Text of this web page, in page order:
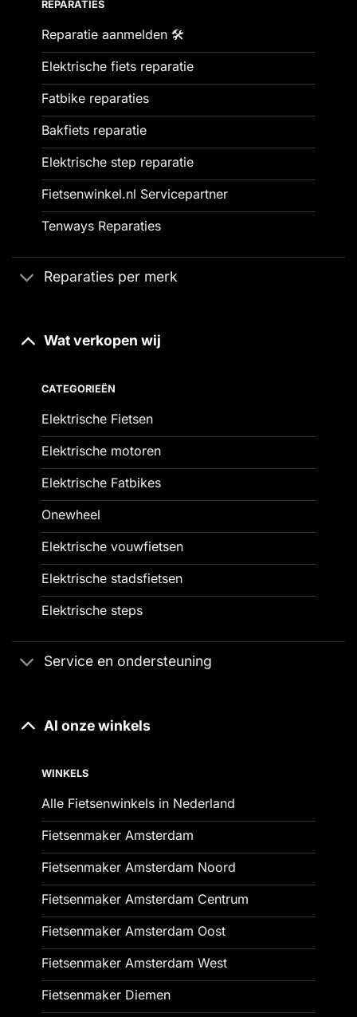
REPARATIES
Reparatie aanmelden 🛠️
Elektrische fiets reparatie
Fatbike reparaties
Bakfiets reparatie
Elektrische step reparatie
Fietsenwinkel.nl Servicepartner
Tenways Reparaties
Reparaties per merk
Wat verkopen wij
CATEGORIEËN
Elektrische Fietsen
Elektrische motoren
Elektrische Fatbikes
Onewheel
Elektrische vouwfietsen
Elektrische stadsfietsen
Elektrische steps
Service en ondersteuning
Al onze winkels
WINKELS
Alle Fietsenwinkels in Nederland
Fietsenmaker Amsterdam
Fietsenmaker Amsterdam Noord
Fietsenmaker Amsterdam Centrum
Fietsenmaker Amsterdam Oost
Fietsenmaker Amsterdam West
Fietsenmaker Diemen